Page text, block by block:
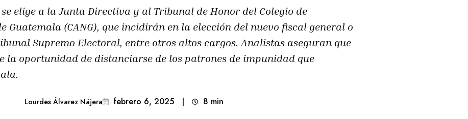
elige a la Junta Directiva y al Tribunal de Honor del Colegio de
Guatemala (CANG), que incidirán en la elección del nuevo fiscal general o
Supremo Electoral, entre otros altos cargos. Analistas aseguran que
la oportunidad de distanciarse de los patrones de impunidad que
Lourdes Álvarez Nájera febrero 6, 2025 | 8 min